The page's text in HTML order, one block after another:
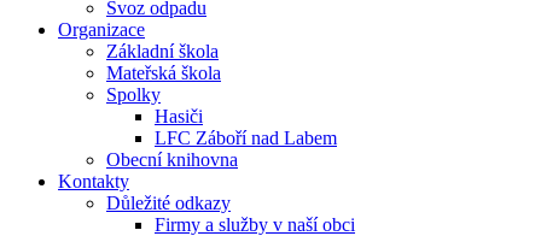
Svoz odpadu
Organizace
Základní škola
Mateřská škola
Spolky
Hasiči
LFC Záboří nad Labem
Obecní knihovna
Kontakty
Důležité odkazy
Firmy a služby v naší obci